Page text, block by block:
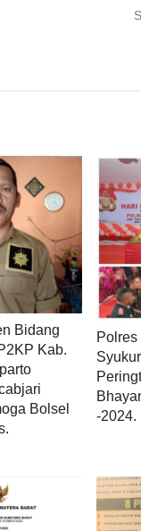
Bidang
Kab.
Bolsel
-2024.